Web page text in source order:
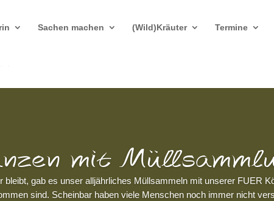
Sachen machen (Wild)Kräuter Termine
mit
bleibt, gab es unser alljährliches Müllsammeln mit unserer FUER
sind. Scheinbar haben viele Menschen noch immer nicht